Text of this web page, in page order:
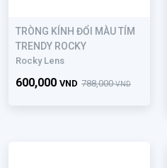
TRÒNG KÍNH ĐỔI MÀU TÍM
TRENDY ROCKY
Rocky Lens
788,000VND
600,000 VND